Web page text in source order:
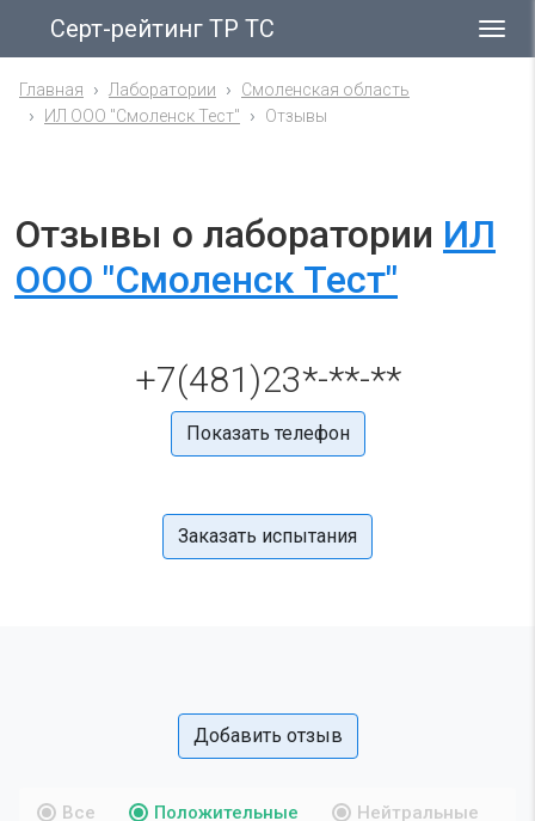
Серт-рейтинг ТР ТС
Главная Лаборатории
Смоленская область
ИЛ ООО "Смоленск Тест"
Отзывы
Отзывы о лаборатории ИЛ
ООО "Смоленск Тест"
+7(481)23*-**-**
Показать телефон
Заказать испытания
Добавить отзыв
Все Положительные
Нейтральные